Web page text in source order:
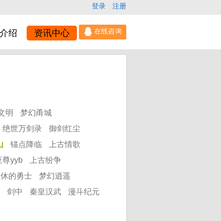
登录 注册
绍 资讯中心
明
梦幻甬城
绝世万剑录
御剑红尘
锚点降临
上古情歌
尊yyb
上古纷争
的勇士
梦幻逍遥
剑中
秦皇汉武 漫斗纪元